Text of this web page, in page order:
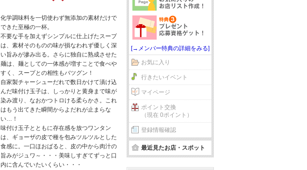
化学調味料を一切使わず無添加の素材だけで
できた至極の一杯。
不要な手を加えずシンプルに仕上げたスープ
は、素材そのものの味が損なわれず優しく深
い旨みが滲み出る。さらに独自に熟成させた
麺は、麺としての一体感が増すことで食べや
すく、スープとの相性もバツグン！
自家製チャーシューだれで数日かけて漬け込
んだ味付け玉子は、しっかりと黄身まで味が
染み渡り、なおかつトロける柔らかさ。これ
はもう出てきた瞬間からよだれが止まらな
い…！
味付け玉子とともに存在感を放つワンタン
は、ギョーザの皮で種を包みツルツルとした
食感に。一口ほおばると、皮の中から肉汁の
旨みがジュワ～・・・美味しすぎてずっと口
内に含んでいたいくらい・・・
[→メンバー特典の詳細をみる]
お気に入り
行きたいイベント
マイページ
ポイント交換
（現在 0ポイント）
登録情報確認
最近見たお店・スポット